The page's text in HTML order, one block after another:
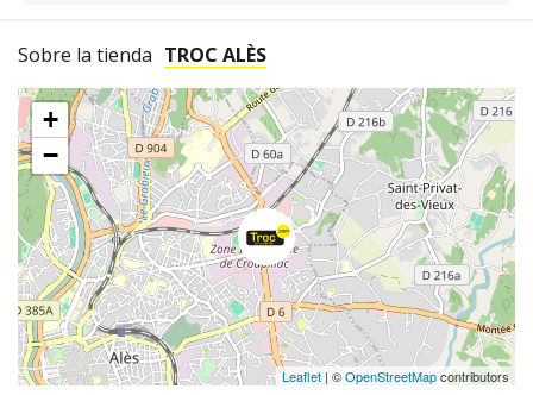
Sobre la tienda TROC ALÈS
+
−
Leaflet | ©OpenStreetMapcontributors